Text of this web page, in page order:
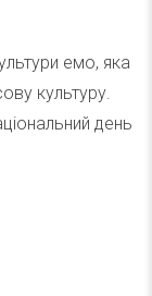
емо, яка
культуру.
день